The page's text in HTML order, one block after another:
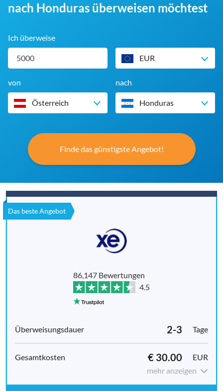
nach Honduras überweisen möchtest
Ich überweise
EUR
von
Österreich
nach
Honduras
Finde das günstigste Angebot!
Das beste Angebot
86,147 Bewertungen
4.5
2-3 Tage
€ 30.00
EUR
mehr anzeigen